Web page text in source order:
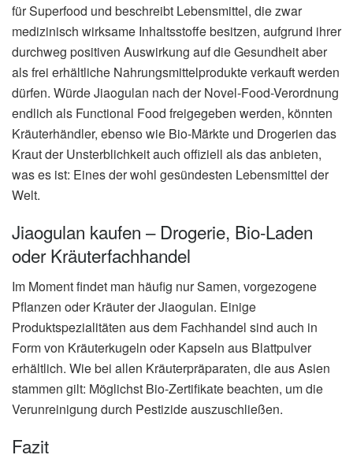
für Superfood und beschreibt Lebensmittel, die zwar
medizinisch wirksame Inhaltsstoffe besitzen, aufgrund ihrer
durchweg positiven Auswirkung auf die Gesundheit aber
als frei erhältliche Nahrungsmittelprodukte verkauft werden
dürfen. Würde Jiaogulan nach der Novel-Food-Verordnung
endlich als Functional Food freigegeben werden, könnten
Kräuterhändler, ebenso wie Bio-Märkte und Drogerien das
Kraut der Unsterblichkeit auch offiziell als das anbieten,
was es ist: Eines der wohl gesündesten Lebensmittel der
Welt.
Jiaogulan kaufen – Drogerie, Bio-Laden
oder Kräuterfachhandel
Im Moment findet man häufig nur Samen, vorgezogene
Pflanzen oder Kräuter der Jiaogulan. Einige
Produktspezialitäten aus dem Fachhandel sind auch in
Form von Kräuterkugeln oder Kapseln aus Blattpulver
erhältlich. Wie bei allen Kräuterpräparaten, die aus Asien
stammen gilt: Möglichst Bio-Zertifikate beachten, um die
Verunreinigung durch Pestizide auszuschließen.
Fazit